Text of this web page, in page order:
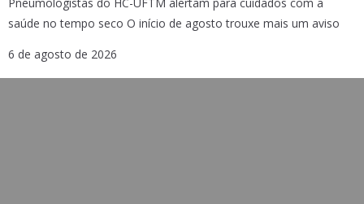
saúde no tempo seco O início de agosto trouxe mais um aviso
6 de agosto de 2026